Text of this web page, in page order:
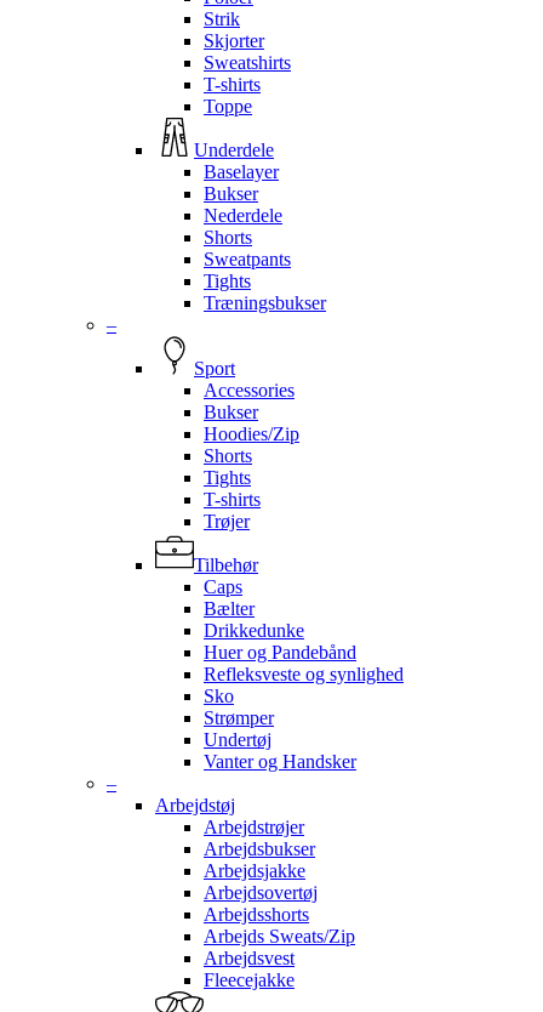
Strik
Skjorter
Sweatshirts
T-shirts
Toppe
Underdele
Baselayer
Bukser
Nederdele
Shorts
Sweatpants
Tights
Træningsbukser
–
Sport
Accessories
Bukser
Hoodies/Zip
Shorts
Tights
T-shirts
Trøjer
Tilbehør
Caps
Bælter
Drikkedunke
Huer og Pandebånd
Refleksveste og synlighed
Sko
Strømper
Undertøj
Vanter og Handsker
–
Arbejdstøj
Arbejdstrøjer
Arbejdsbukser
Arbejdsjakke
Arbejdsovertøj
Arbejdsshorts
Arbejds Sweats/Zip
Arbejdsvest
Fleecejakke